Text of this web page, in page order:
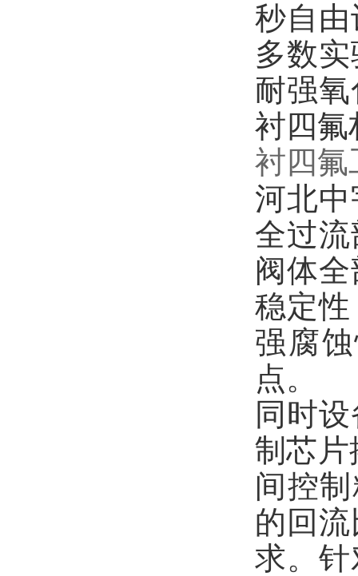
秒自
多数
耐强
衬四氟
衬四氟
河北
全过
阀体
稳定
强腐
点。
同时
制芯片
间控
的回
求。